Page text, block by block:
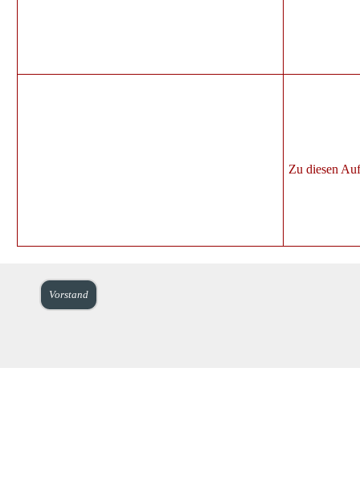
Zu diesen
Vorstand